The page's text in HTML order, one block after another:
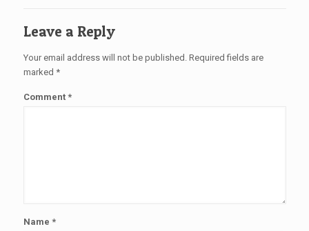
Leave a Reply
Your email address will not be published. Required fields are
marked *
Comment *
Name *